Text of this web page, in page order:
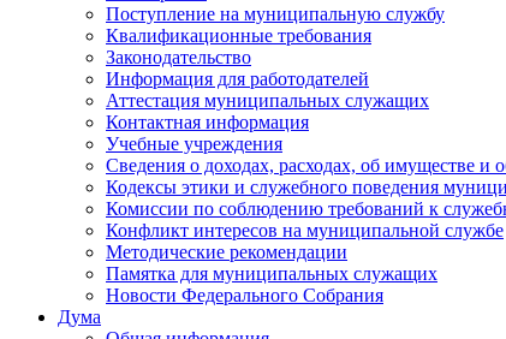
Поступление на муниципальную службу
Квалификационные требования
Законодательство
Информация для работодателей
Аттестация муниципальных служащих
Контактная информация
Учебные учреждения
Сведения о доходах, расходах, об имуществе и
Кодексы этики и служебного поведения
Комиссии по соблюдению требований к
Конфликт интересов на муниципальной службе
Методические рекомендации
Памятка для муниципальных служащих
Новости Федерального Cобрания
Дума